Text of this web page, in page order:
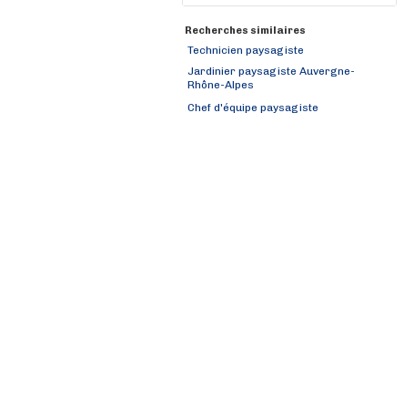
Recherches similaires
Technicien paysagiste
Jardinier paysagiste Auvergne-
Rhône-Alpes
Chef d'équipe paysagiste